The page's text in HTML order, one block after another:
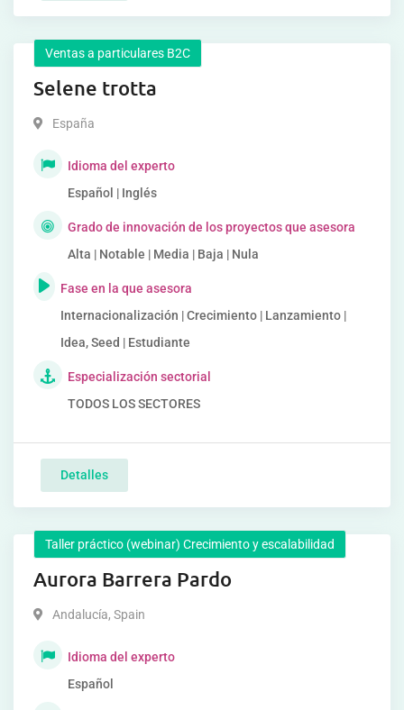
Ventas a particulares B2C
Selene trotta
España
Idioma del experto
Español | Inglés
Grado de innovación de los proyectos que asesora
Alta | Notable | Media | Baja | Nula
Fase en la que asesora
Internacionalización | Crecimiento | Lanzamiento |
Idea, Seed | Estudiante
Especialización sectorial
TODOS LOS SECTORES
Detalles
Taller práctico (webinar) Crecimiento y escalabilidad
Aurora Barrera Pardo
Andalucía, Spain
Idioma del experto
Español